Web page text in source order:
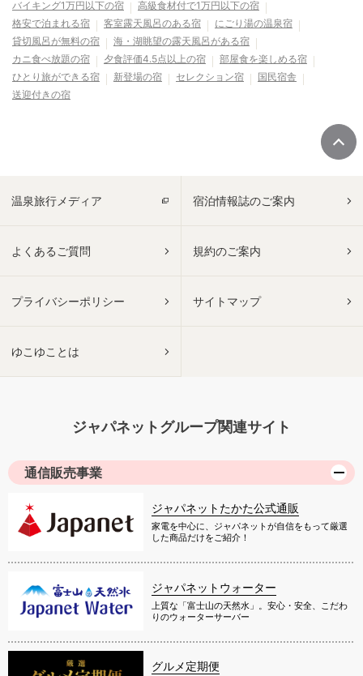
バイキング1万円以下の宿
高級食材付で1万円以下の宿
格安で泊まれる宿
客室露天風呂のある宿
にごり湯の温泉宿
貸切風呂が無料の宿
海・湖眺望の露天風呂がある宿
カニ食べ放題の宿
夕食評価4.5点以上の宿
部屋食を楽しめる宿
ひとり旅ができる宿
新登場の宿 セレクション宿
国民宿舎
送迎付きの宿
温泉旅行メディア 宿泊情報誌のご案内
よくあるご質問 規約のご案内
プライバシーポリシー サイトマップ
ゆこゆことは
ジャパネットグループ関連サイト
通信販売事業
ジャパネットたかた公式通販
家電を中心に、ジャパネットが自信をもって厳選
した商品だけをご紹介！
ジャパネットウォーター
上質な「富士山の天然水」。安心・安全、こだわ
りのウォーターサーバー
グルメ定期便